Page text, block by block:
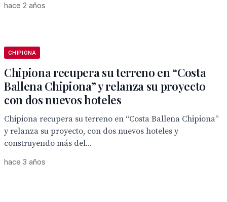
hace 2 años
CHIPIONA
Chipiona recupera su terreno en “Costa
Ballena Chipiona” y relanza su proyecto
con dos nuevos hoteles
Chipiona recupera su terreno en “Costa Ballena Chipiona”
y relanza su proyecto, con dos nuevos hoteles y
construyendo más del...
hace 3 años